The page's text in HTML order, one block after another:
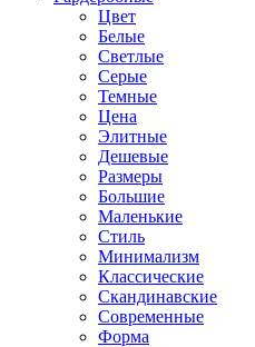
Цвет
Белые
Светлые
Серые
Темные
Цена
Элитные
Дешевые
Размеры
Большие
Маленькие
Стиль
Минимализм
Классические
Скандинавские
Современные
Форма